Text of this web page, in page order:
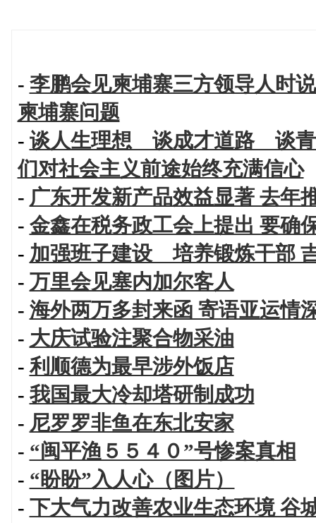
- 李鹏会见柬埔寨三方领导人时
柬埔寨问题
- 谈人生理想 谈成才道路 谈青
们对社会主义前途始终充满信心
- 广东开发新产品效益显著 去年
- 金鑫在税务政工会上提出 要确
- 加强班子建设 培养锻炼干部
- 万里会见塞内加尔客人
- 海外两万多封来函 寄语亚运情
- 大庆试验注聚合物采油
-利顺德为最早涉外饭店
- 我国最大冷却塔研制成功
- 尼罗罗非鱼在东北安家
- “闽平渔５５４０”号惨案真相
- “盼盼”入人心（图片）
- 下大气力改善农业生态环境 谷